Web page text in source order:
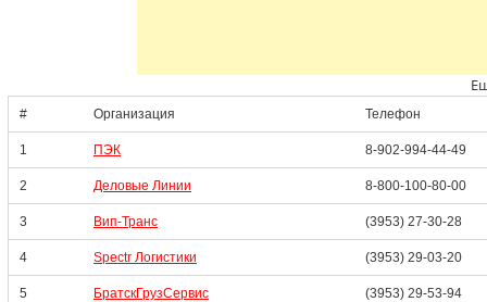
# Организация Телефон
1 ПЭК 8-902-994-44-49
2 Деловые Линии 8-800-100-80-00
3 Вип-Транс (3953) 27-30-28
4 Spectr Логистики (3953) 29-03-20
5 БратскГрузСервис (3953) 29-53-94